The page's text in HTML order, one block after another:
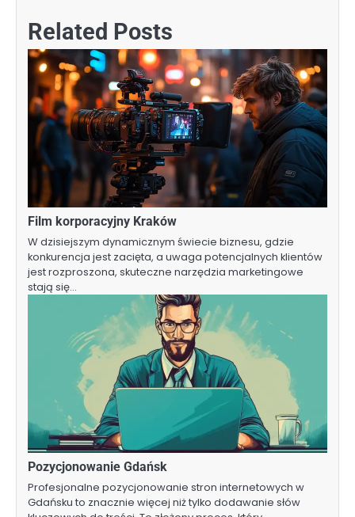
Related Posts
Film korporacyjny Kraków
W dzisiejszym dynamicznym świecie biznesu, gdzie
konkurencja jest zacięta, a uwaga potencjalnych klientów
jest rozproszona, skuteczne narzędzia marketingowe
stają się…
Pozycjonowanie Gdańsk
Profesjonalne pozycjonowanie stron internetowych w
Gdańsku to znacznie więcej niż tylko dodawanie słów